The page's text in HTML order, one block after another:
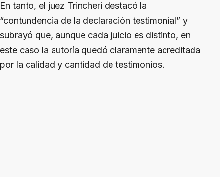
En tanto, el juez Trincheri destacó la
“contundencia de la declaración testimonial” y
subrayó que, aunque cada juicio es distinto, en
este caso la autoría quedó claramente acreditada
por la calidad y cantidad de testimonios.